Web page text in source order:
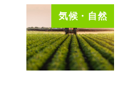
気候・自然